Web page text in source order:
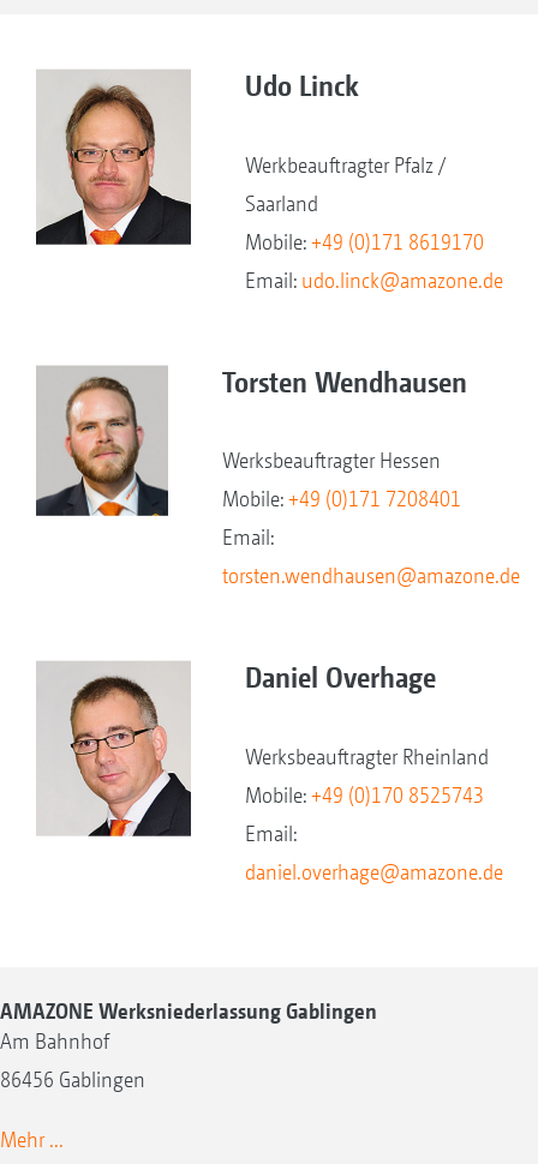
Udo Linck
Werkbeauftragter Pfalz /
Saarland
Mobile:+49 (0)171 8619170
Email: udo.linck@amazone.de
Torsten Wendhausen
Werksbeauftragter Hessen
Mobile:+49 (0)171 7208401
Email:
torsten.wendhausen@amazone.de
Daniel Overhage
Werksbeauftragter Rheinland
Mobile:+49 (0)170 8525743
Email:
daniel.overhage@amazone.de
AMAZONE Werksniederlassung Gablingen
Am Bahnhof
86456 Gablingen
Mehr ...